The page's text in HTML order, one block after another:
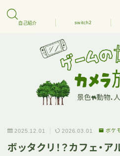
自己紹介 switch2
2025.12.01 2026.03.01 ポケ
ボッタクリ！？カフェ・ア